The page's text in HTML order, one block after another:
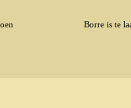
Borre is te